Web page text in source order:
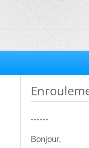
------
Bonjour,